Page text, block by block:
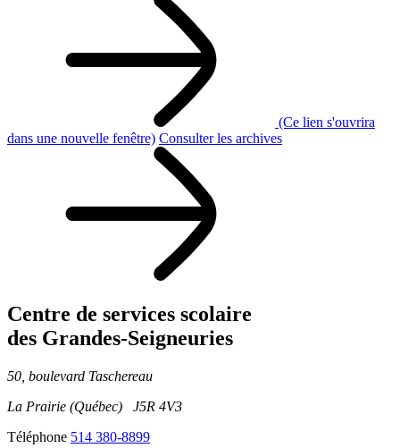
(Ce lien s'ouvrira
dans une nouvelle fenêtre) Consulter les archives
Centre de services scolaire
des Grandes‑Seigneuries
50, boulevard Taschereau
La Prairie (Québec) J5R 4V3
Téléphone 514 380-8899